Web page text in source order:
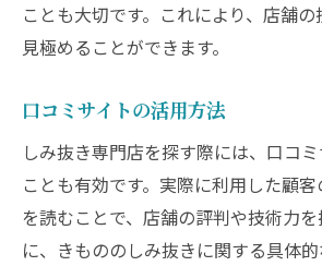
ことも大切です。これにより、店舗
見極めることができます。
口コミサイトの活用方法
しみ抜き専門店を探す際には、口コ
ことも有効です。実際に利用した顧
を読むことで、店舗の評判や技術力
に、きもののしみ抜きに関する具体